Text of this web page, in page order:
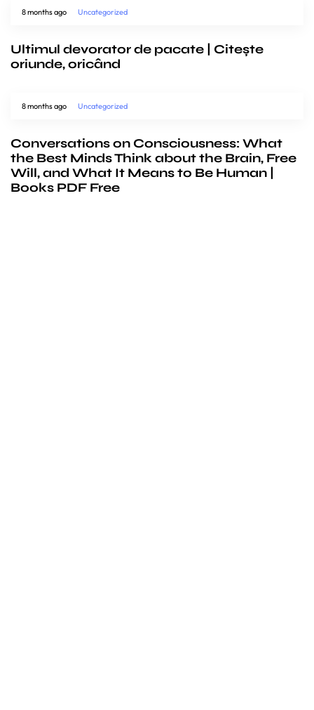
8 months ago Uncategorized
Ultimul devorator de pacate | Citește
oriunde, oricând
8 months ago Uncategorized
Conversations on Consciousness: What
the Best Minds Think about the Brain, Free
Will, and What It Means to Be Human |
Books PDF Free